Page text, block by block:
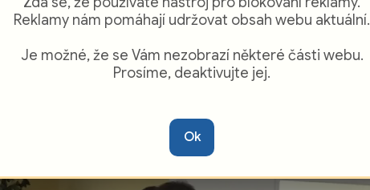
dárci. Spustila projekt mobilních odběrů
Reklamy nám pomáhají udržovat obsah webu aktuální.
Je možné, že se Vám nezobrazí některé části webu.
Prosíme, deaktivujte jej.
Ok